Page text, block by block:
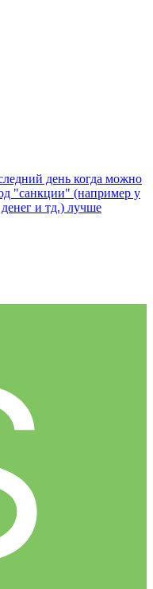
день когда можно
"санкции" (например у
денег и тд.) лучше